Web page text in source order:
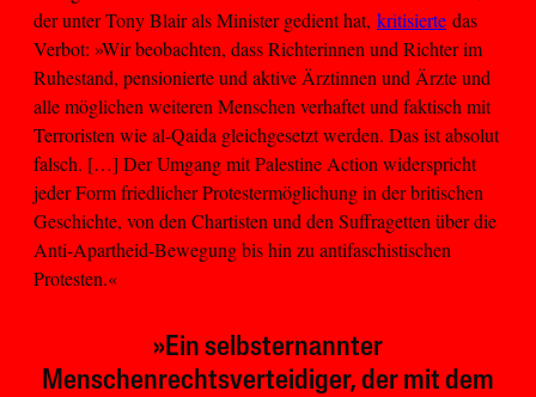
der unter Tony Blair als Minister gedient hat, kritisierte das
Verbot: »Wir beobachten, dass Richterinnen und Richter im
Ruhestand, pensionierte und aktive Ärztinnen und Ärzte und
alle möglichen weiteren Menschen verhaftet und faktisch mit
Terroristen wie al-Qaida gleichgesetzt werden. Das ist absolut
falsch. […] Der Umgang mit Palestine Action widerspricht
jeder Form friedlicher Protestermöglichung in der britischen
Geschichte, von den Chartisten und den Suffragetten über die
Anti-Apartheid-Bewegung bis hin zu antifaschistischen
Protesten.«
»Ein selbsternannter
Menschenrechtsverteidiger, der mit dem